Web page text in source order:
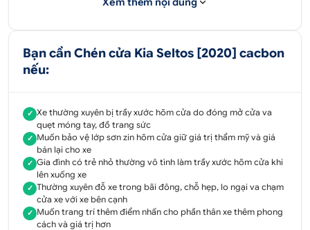
thẩm mỹ xế hộp đáng kể.
Chén cửa Seltos được làm bằng chất liệu cacbon
Seltos đời 2020 nên ôm sát theo từng chi tiết,
đường cong hõm cửa xe zin.
Sản phẩm không chỉ có tác dụng bảo vệ mà còn
giúp trang trí, tạo điểm nhấn cho phần thân xe trở
nên cuốn hút và giá trị hơn.
Mặt sau mỗi chi tiết phụ kiện đều có sẵn keo 2 mặt
chuyên dụng, độ bám dính chắc chắn, chịu ảnh
Bạn cần Chén cửa Kia Seltos [2020] cacbon
nếu:
✓ Xe thường xuyên bị trầy xước hõm cửa do đóng mở cửa va
quẹt móng tay, đồ trang sức
✓ Muốn bảo vệ lớp sơn zin hõm cửa giữ giá trị thẩm mỹ và giá
bán lại cho xe
✓ Gia đình có trẻ nhỏ thường vô tình làm trầy xước hõm cửa khi
lên xuống xe
✓ Thường xuyên đỗ xe trong bãi đông, chỗ hẹp, lo ngại va chạm
cửa xe với xe bên cạnh
✓ Muốn trang trí thêm điểm nhấn cho phần thân xe thêm phong
cách và giá trị hơn